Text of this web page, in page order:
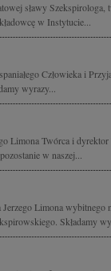
sławy Szekspirologa,
w Instytucie...
Człowieka i
wyrazy...
Limona Twórca i dyrektor
w naszej...
Limona wybitnego
Składamy